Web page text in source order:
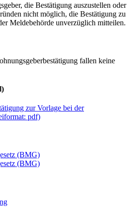
die Bestätigung auszustellen oder
nicht möglich, die Bestätigung zu
Meldebehörde unverzüglich mitteilen.
fallen keine
zur Vorlage bei der
pdf)
(BMG)
(BMG)